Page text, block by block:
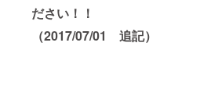
ださい！！
（2017/07/01 追記）